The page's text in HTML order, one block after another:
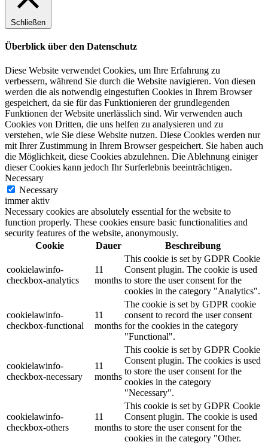
Schließen
Überblick über den Datenschutz
Diese Website verwendet Cookies, um Ihre Erfahrung zu
verbessern, während Sie durch die Website navigieren. Von diesen
werden die als notwendig eingestuften Cookies in Ihrem Browser
gespeichert, da sie für das Funktionieren der grundlegenden
Funktionen der Website unerlässlich sind. Wir verwenden auch
Cookies von Dritten, die uns helfen zu analysieren und zu
verstehen, wie Sie diese Website nutzen. Diese Cookies werden nur
mit Ihrer Zustimmung in Ihrem Browser gespeichert. Sie haben auch
die Möglichkeit, diese Cookies abzulehnen. Die Ablehnung einiger
dieser Cookies kann jedoch Ihr Surferlebnis beeinträchtigen.
Necessary
Necessary
immer aktiv
Necessary cookies are absolutely essential for the website to
function properly. These cookies ensure basic functionalities and
security features of the website, anonymously.
Cookie
Dauer Beschreibung
cookielawinfo-
checkbox-analytics
11
months
This cookie is set by GDPR Cookie
Consent plugin. The cookie is used
to store the user consent for the
cookies in the category "Analytics".
cookielawinfo-
checkbox-functional
11
months
The cookie is set by GDPR cookie
consent to record the user consent
for the cookies in the category
"Functional".
cookielawinfo-
checkbox-necessary
11
months
This cookie is set by GDPR Cookie
Consent plugin. The cookies is used
to store the user consent for the
cookies in the category
"Necessary".
cookielawinfo-
checkbox-others
11
months
This cookie is set by GDPR Cookie
Consent plugin. The cookie is used
to store the user consent for the
cookies in the category "Other.